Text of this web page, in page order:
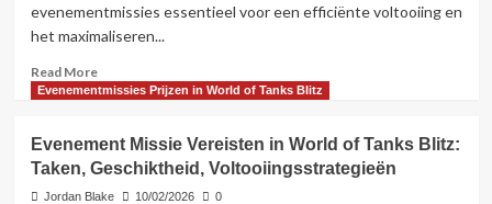
Blitz:
Dagelijkse,
Speciale
evenementen,
evenementmissies essentieel voor een efficiënte voltooiing en
het maximaliseren...
Read MoreRead
more
Missie
Strategieën
in
Evenementmissies Prijzen in World of Tanks Blitz
Evenement Missie Vereisten in World of Tanks Blitz:
Taken, Geschiktheid, Voltooiingsstrategieën
Jordan Blake 10/02/2026 0